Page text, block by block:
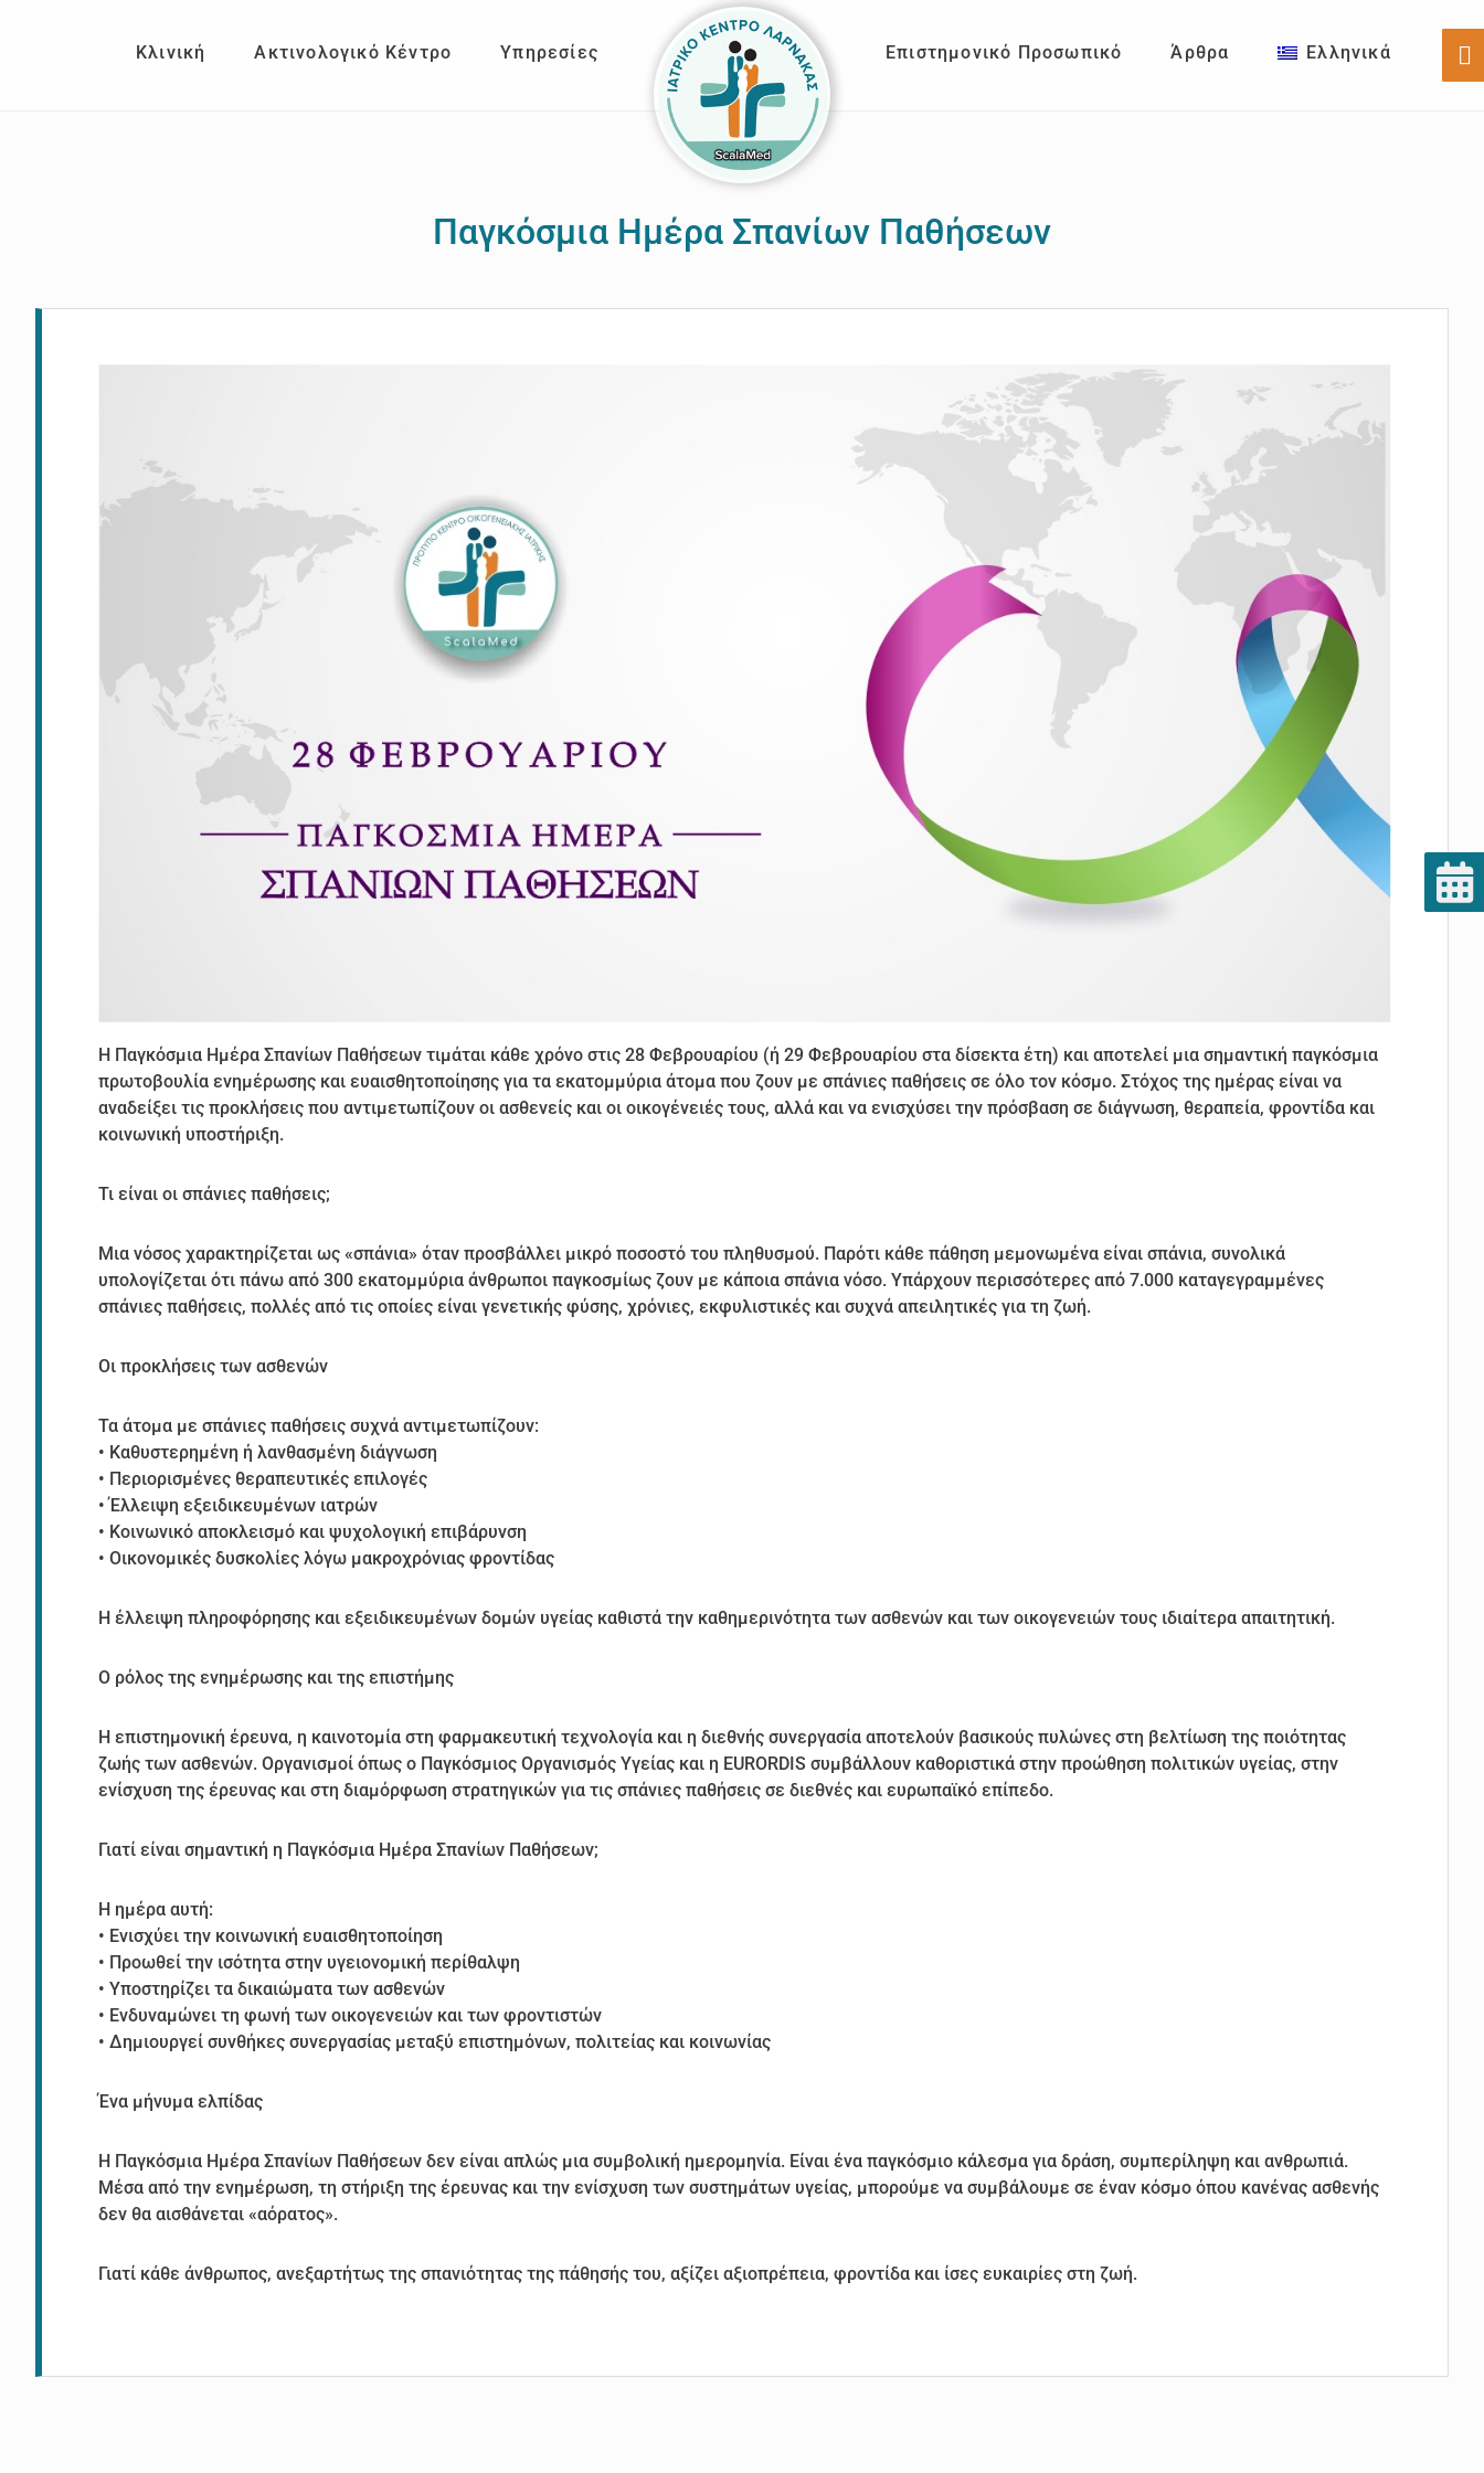
Επιστημονικό Προσωπικό Άρθρα Ελληνικά
Κλινική Ακτινολογικό Κέντρο Υπηρεσίες
Παγκόσμια Ημέρα Σπανίων Παθήσεων
Η Παγκόσμια Ημέρα Σπανίων Παθήσεων τιμάται κάθε χρόνο στις 28 Φεβρουαρίου (ή 29 Φεβρουαρίου στα δίσεκτα έτη) και αποτελεί μια σημαντική παγκόσμια
πρωτοβουλία ενημέρωσης και ευαισθητοποίησης για τα εκατομμύρια άτομα που ζουν με σπάνιες παθήσεις σε όλο τον κόσμο. Στόχος της ημέρας είναι να
αναδείξει τις προκλήσεις που αντιμετωπίζουν οι ασθενείς και οι οικογένειές τους, αλλά και να ενισχύσει την πρόσβαση σε διάγνωση, θεραπεία, φροντίδα και
κοινωνική υποστήριξη.
Τι είναι οι σπάνιες παθήσεις;
Μια νόσος χαρακτηρίζεται ως «σπάνια» όταν προσβάλλει μικρό ποσοστό του πληθυσμού. Παρότι κάθε πάθηση μεμονωμένα είναι σπάνια, συνολικά
υπολογίζεται ότι πάνω από 300 εκατομμύρια άνθρωποι παγκοσμίως ζουν με κάποια σπάνια νόσο. Υπάρχουν περισσότερες από 7.000 καταγεγραμμένες
σπάνιες παθήσεις, πολλές από τις οποίες είναι γενετικής φύσης, χρόνιες, εκφυλιστικές και συχνά απειλητικές για τη ζωή.
Οι προκλήσεις των ασθενών
Τα άτομα με σπάνιες παθήσεις συχνά αντιμετωπίζουν:
• Καθυστερημένη ή λανθασμένη διάγνωση
• Περιορισμένες θεραπευτικές επιλογές
• Έλλειψη εξειδικευμένων ιατρών
• Κοινωνικό αποκλεισμό και ψυχολογική επιβάρυνση
• Οικονομικές δυσκολίες λόγω μακροχρόνιας φροντίδας
Η έλλειψη πληροφόρησης και εξειδικευμένων δομών υγείας καθιστά την καθημερινότητα των ασθενών και των οικογενειών τους ιδιαίτερα απαιτητική.
Ο ρόλος της ενημέρωσης και της επιστήμης
Η επιστημονική έρευνα, η καινοτομία στη φαρμακευτική τεχνολογία και η διεθνής συνεργασία αποτελούν βασικούς πυλώνες στη βελτίωση της ποιότητας
ζωής των ασθενών. Οργανισμοί όπως ο Παγκόσμιος Οργανισμός Υγείας και η EURORDIS συμβάλλουν καθοριστικά στην προώθηση πολιτικών υγείας, στην
ενίσχυση της έρευνας και στη διαμόρφωση στρατηγικών για τις σπάνιες παθήσεις σε διεθνές και ευρωπαϊκό επίπεδο.
Γιατί είναι σημαντική η Παγκόσμια Ημέρα Σπανίων Παθήσεων;
Η ημέρα αυτή:
• Ενισχύει την κοινωνική ευαισθητοποίηση
• Προωθεί την ισότητα στην υγειονομική περίθαλψη
• Υποστηρίζει τα δικαιώματα των ασθενών
• Ενδυναμώνει τη φωνή των οικογενειών και των φροντιστών
• Δημιουργεί συνθήκες συνεργασίας μεταξύ επιστημόνων, πολιτείας και κοινωνίας
Ένα μήνυμα ελπίδας
Η Παγκόσμια Ημέρα Σπανίων Παθήσεων δεν είναι απλώς μια συμβολική ημερομηνία. Είναι ένα παγκόσμιο κάλεσμα για δράση, συμπερίληψη και ανθρωπιά.
Μέσα από την ενημέρωση, τη στήριξη της έρευνας και την ενίσχυση των συστημάτων υγείας, μπορούμε να συμβάλουμε σε έναν κόσμο όπου κανένας ασθενής
δεν θα αισθάνεται «αόρατος».
Γιατί κάθε άνθρωπος, ανεξαρτήτως της σπανιότητας της πάθησής του, αξίζει αξιοπρέπεια, φροντίδα και ίσες ευκαιρίες στη ζωή.